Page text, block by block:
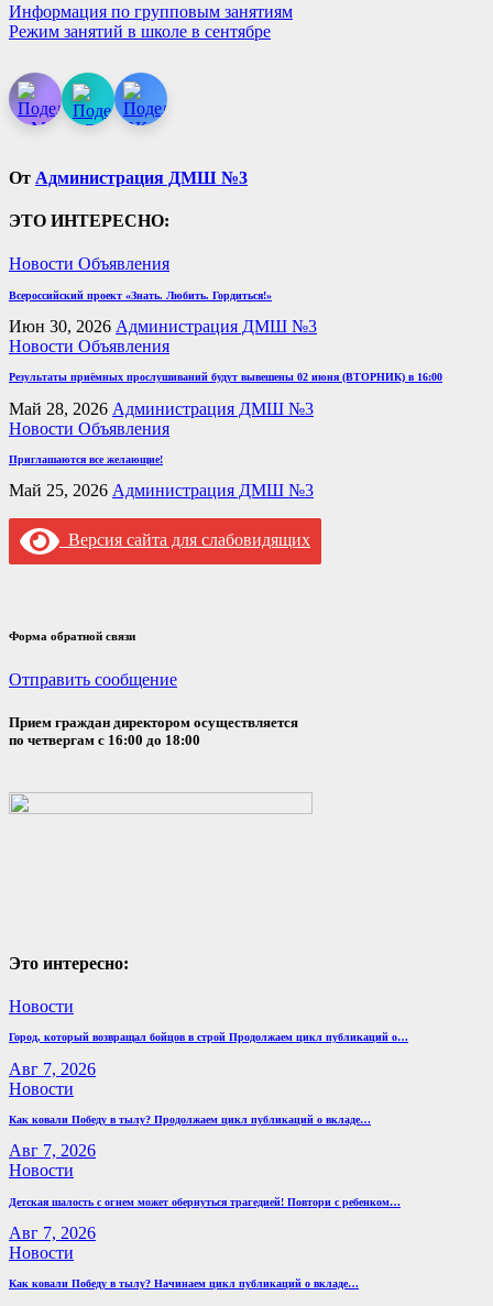
Информация по групповым занятиям
Режим занятий в школе в сентябре
От Администрация ДМШ №3
ЭТО ИНТЕРЕСНО:
Новости Объявления
Всероссийский проект «Знать. Любить. Гордиться!»
Июн 30, 2026 Администрация ДМШ №3
Новости Объявления
Результаты приёмных прослушиваний будут вывешены 02 июня (ВТОРНИК) в 16:00
Май 28, 2026 Администрация ДМШ №3
Новости Объявления
Приглашаются все желающие!
Май 25, 2026 Администрация ДМШ №3
Версия сайта для слабовидящих
Форма обратной связи
Отправить сообщение
Прием граждан директором осуществляется
по четвергам с 16:00 до 18:00
Это интересно:
Новости
Город, который возвращал бойцов в строй Продолжаем цикл публикаций о…
Авг 7, 2026
Новости
Как ковали Победу в тылу? Продолжаем цикл публикаций о вкладе…
Авг 7, 2026
Новости
Детская шалость с огнем может обернуться трагедией! Повтори с ребенком…
Авг 7, 2026
Новости
Как ковали Победу в тылу? Начинаем цикл публикаций о вкладе…